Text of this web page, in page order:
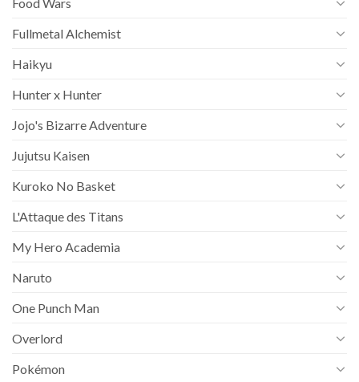
Fullmetal Alchemist
Haikyu
Hunter x Hunter
Jojo's Bizarre Adventure
Jujutsu Kaisen
Kuroko No Basket
L'Attaque des Titans
My Hero Academia
Naruto
One Punch Man
Overlord
Pokémon